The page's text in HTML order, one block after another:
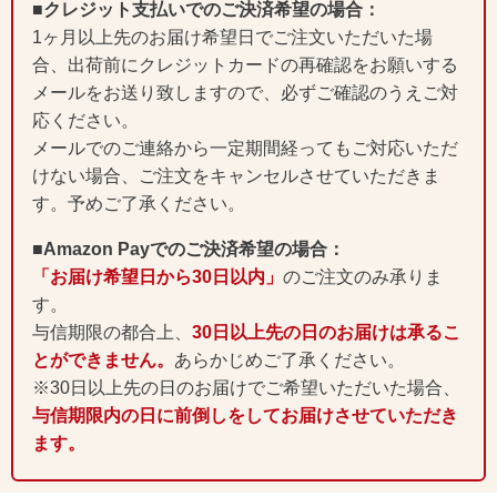
■クレジット支払いでのご決済希望の場合：
1ヶ月以上先のお届け希望日でご注文いただいた場
合、出荷前にクレジットカードの再確認をお願いする
メールをお送り致しますので、必ずご確認のうえご対
応ください。
メールでのご連絡から一定期間経ってもご対応いただ
けない場合、ご注文をキャンセルさせていただきま
す。予めご了承ください。
■Amazon Payでのご決済希望の場合：
「お届け希望日から30日以内」のご注文のみ承りま
す。
与信期限の都合上、30日以上先の日のお届けは承るこ
とができません。 あらかじめご了承ください。
※30日以上先の日のお届けでご希望いただいた場合、
与信期限内の日に前倒しをしてお届けさせていただき
ます。